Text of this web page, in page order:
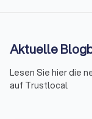
Aktuelle
Lesen Sie hier die
auf Trustlocal